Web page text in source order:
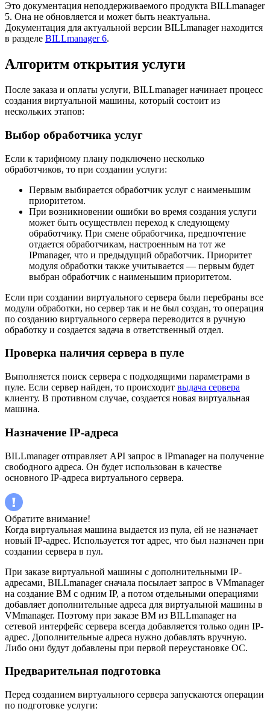
Это документация неподдерживаемого продукта BILLmanager
5. Она не обновляется и может быть неактуальна.
Документация для актуальной версии BILLmanager находится
в разделе BILLmanager 6.
Алгоритм открытия услуги
После заказа и оплаты услуги, BILLmanager начинает процесс
создания виртуальной машины, который состоит из
нескольких этапов:
Выбор обработчика услуг
Если к тарифному плану подключено несколько
обработчиков, то при создании услуги:
Первым выбирается обработчик услуг с наименьшим
приоритетом.
При возникновении ошибки во время создания услуги
может быть осуществлен переход к следующему
обработчику. При смене обработчика, предпочтение
отдается обработчикам, настроенным на тот же
IPmanager, что и предыдущий обработчик. Приоритет
модуля обработки также учитывается — первым будет
выбран обработчик с наименьшим приоритетом.
Если при создании виртуального сервера были перебраны все
модули обработки, но сервер так и не был создан, то операция
по созданию виртуального сервера переводится в ручную
обработку и создается задача в ответственный отдел.
Проверка наличия сервера в пуле
Выполняется поиск сервера с подходящими параметрами в
пуле. Если сервер найден, то происходит выдача сервера
клиенту. В противном случае, создается новая виртуальная
машина.
Назначение IP-адреса
BILLmanager отправляет API запрос в IPmanager на получение
свободного адреса. Он будет использован в качестве
основного IP-адреса виртуального сервера.
Обратите внимание!
Когда виртуальная машина выдается из пула, ей не назначает
новый IP-адрес. Используется тот адрес, что был назначен при
создании сервера в пул.
При заказе виртуальной машины с дополнительными IP-
адресами, BILLmanager сначала посылает запрос в VMmanager
на создание ВМ с одним IP, а потом отдельными операциями
добавляет дополнительные адреса для виртуальной машины в
VMmanager. Поэтому при заказе ВМ из BILLmanager на
сетевой интерфейс сервера всегда добавляется только один IP-
адрес. Дополнительные адреса нужно добавлять вручную.
Либо они будут добавлены при первой переустановке ОС.
Предварительная подготовка
Перед созданием виртуального сервера запускаются операции
по подготовке услуги: